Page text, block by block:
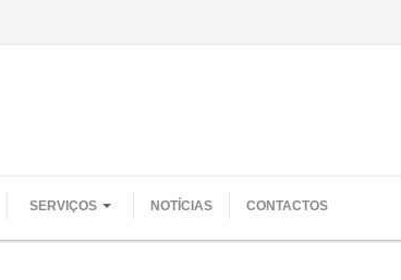
SERVIÇOS NOTÍCIAS CONTACTOS